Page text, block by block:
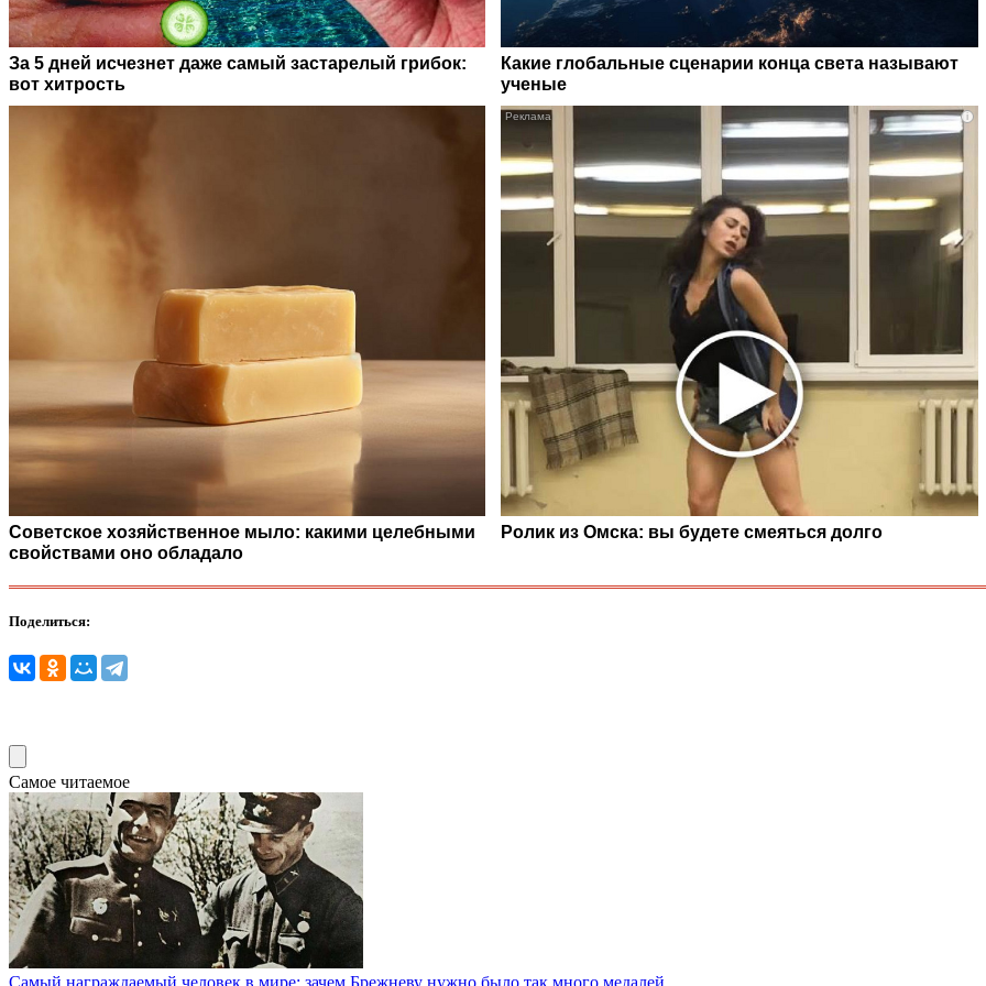
За 5 дней исчезнет даже самый застарелый грибок:
вот хитрость
Какие глобальные сценарии конца света называют
ученые
Советское хозяйственное мыло: какими целебными
свойствами оно обладало
i
Ролик из Омска: вы будете смеяться долго
Поделиться:
Самое читаемое